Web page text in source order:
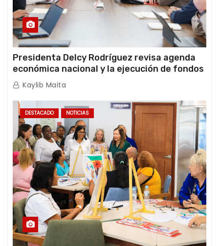
Presidenta Delcy Rodríguez revisa agenda
económica nacional y la ejecución de fondos
de emergencia post-sismos
Kaylib Maita
DESTACADO NOTICIAS